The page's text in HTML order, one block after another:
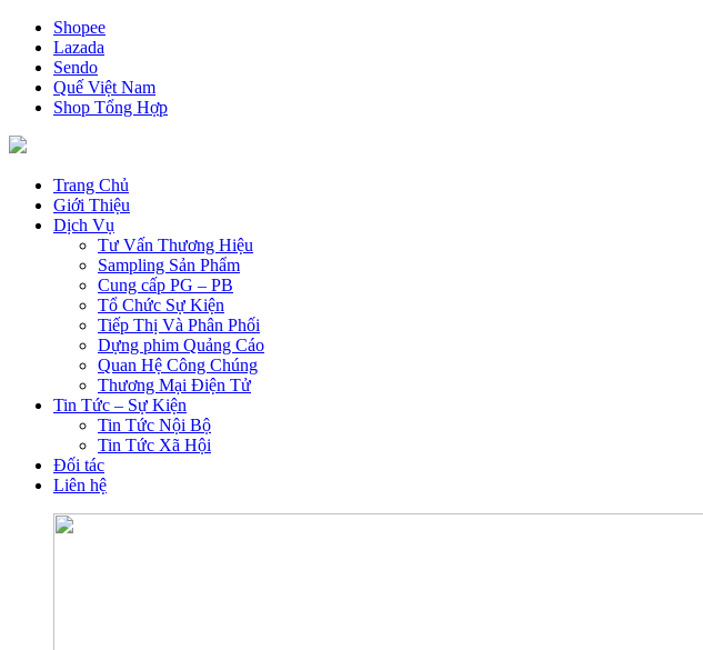
Shopee
Lazada
Sendo
Quế Việt Nam
Shop Tổng Hợp
Trang Chủ
Giới Thiệu
Dịch Vụ
Tư Vấn Thương Hiệu
Sampling Sản Phẩm
Cung cấp PG – PB
Tổ Chức Sự Kiện
Tiếp Thị Và Phân Phối
Dựng phim Quảng Cáo
Quan Hệ Công Chúng
Thương Mại Điện Tử
Tin Tức – Sự Kiện
Tin Tức Nội Bộ
Tin Tức Xã Hội
Đối tác
Liên hệ